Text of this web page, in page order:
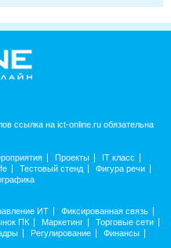
ссылка на ict-online.ru обязательна
Проекты
IT класс
Тестовый стенд
Фигура речи
ИТ
Фиксированная связь
ПК Маркетинг
Торговые сети
Регулирование
Финансы